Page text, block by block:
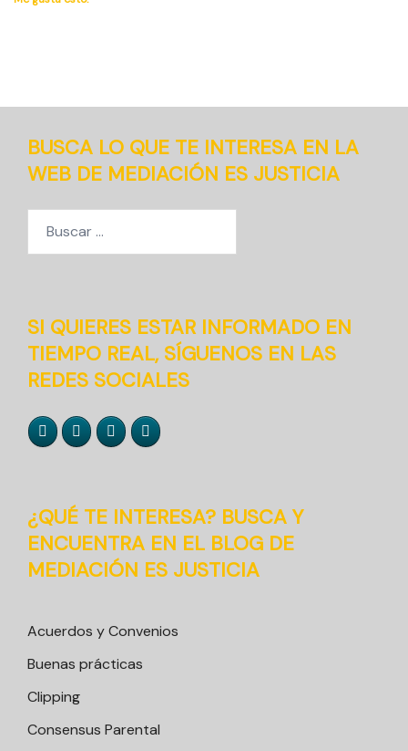
BUSCA LO QUE TE INTERESA EN LA
WEB DE MEDIACIÓN ES JUSTICIA
SI QUIERES ESTAR INFORMADO EN
TIEMPO REAL, SÍGUENOS EN LAS
REDES SOCIALES
¿QUÉ TE INTERESA? BUSCA Y
ENCUENTRA EN EL BLOG DE
MEDIACIÓN ES JUSTICIA
Acuerdos y Convenios
Buenas prácticas
Clipping
Consensus Parental